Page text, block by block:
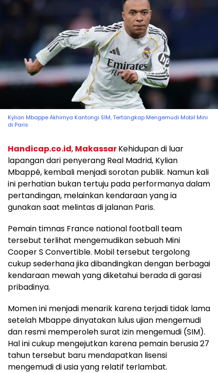
Kylian Mbappe Akhirnya Kantongi SIM, Tertangkap Mengemudi Mobil Mini
di Paris
Handicap.co.id, MakassarKehidupan di luar
lapangan dari penyerang Real Madrid, Kylian
Mbappé, kembali menjadi sorotan publik. Namun kali
ini perhatian bukan tertuju pada performanya dalam
pertandingan, melainkan kendaraan yang ia
gunakan saat melintas di jalanan Paris.
Pemain timnas France national football team
tersebut terlihat mengemudikan sebuah Mini
Cooper S Convertible. Mobil tersebut tergolong
cukup sederhana jika dibandingkan dengan berbagai
kendaraan mewah yang diketahui berada di garasi
pribadinya.
Momen ini menjadi menarik karena terjadi tidak lama
setelah Mbappe dinyatakan lulus ujian mengemudi
dan resmi memperoleh surat izin mengemudi (SIM).
Hal ini cukup mengejutkan karena pemain berusia 27
tahun tersebut baru mendapatkan lisensi
mengemudi di usia yang relatif terlambat.